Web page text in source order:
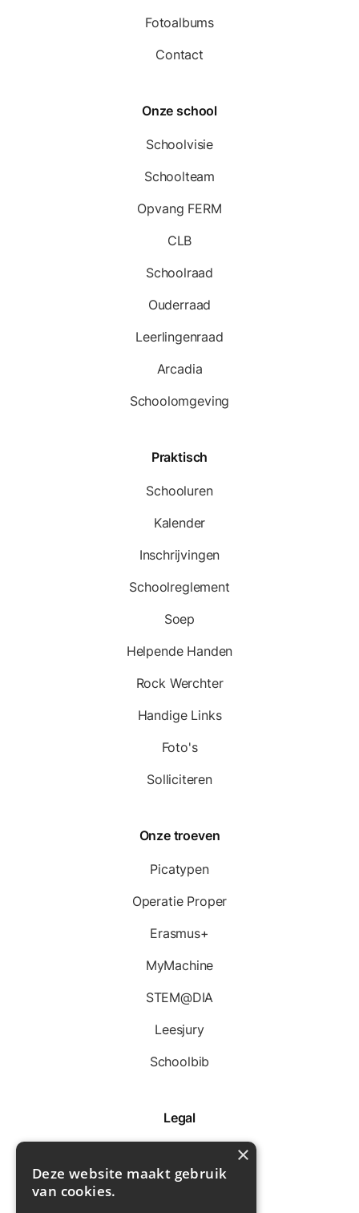
Fotoalbums
Contact
Onze school
Schoolvisie
Schoolteam
Opvang FERM
CLB
Schoolraad
Ouderraad
Leerlingenraad
Arcadia
Schoolomgeving
Praktisch
Schooluren
Kalender
Inschrijvingen
Schoolreglement
Soep
Helpende Handen
Rock Werchter
Handige Links
Foto's
Solliciteren
Onze troeven
Picatypen
Operatie Proper
Erasmus+
MyMachine
STEM@DIA
Leesjury
Schoolbib
Legal
Privacybeleid
×
Deze website maakt gebruik
van cookies.